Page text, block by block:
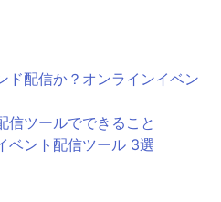
ド配信か？オンラインイベン
信ツールでできること
ベント配信ツール 3選